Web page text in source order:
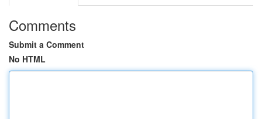
Comments
Submit a Comment
No HTML